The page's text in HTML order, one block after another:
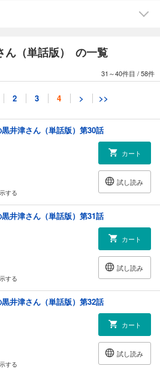
ん（単話版） の一覧
31～40件目 /58件
2 3 4 > >>
試し読み
黒井津さん（単話版）第29話
井津さん（単話版）第30話
カート
試し読み
する
井津さん（単話版）第31話
カート
試し読み
する
井津さん（単話版）第32話
カート
試し読み
する